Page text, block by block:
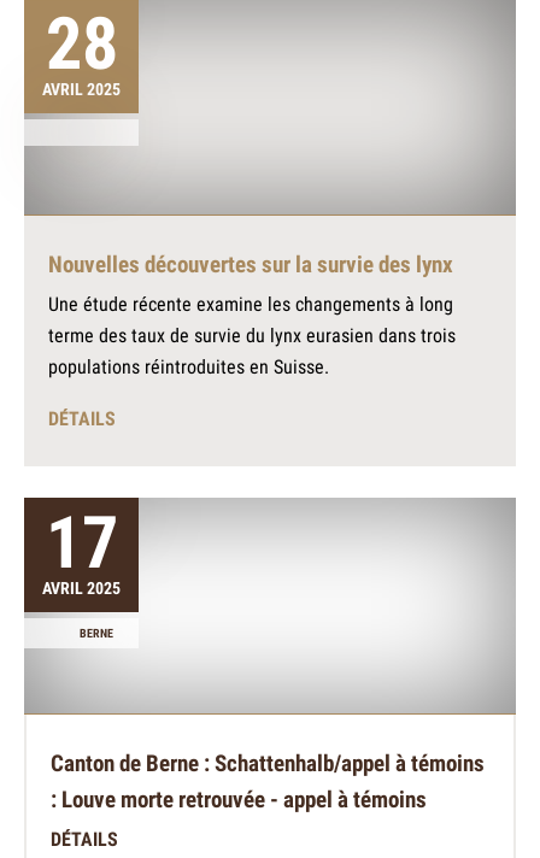
28
AVRIL 2025
Nouvelles découvertes sur la survie des lynx
Une étude récente examine les changements à long
terme des taux de survie du lynx eurasien dans trois
populations réintroduites en Suisse.
DÉTAILS
17
AVRIL 2025
BERNE
Canton de Berne : Schattenhalb/appel à témoins
: Louve morte retrouvée - appel à témoins
DÉTAILS